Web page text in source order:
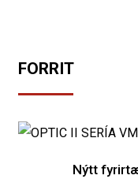
FORRIT
Nýtt